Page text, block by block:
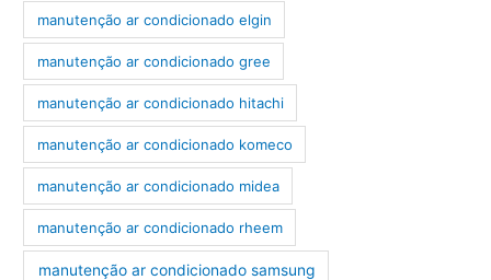
manutenção ar condicionado elgin
manutenção ar condicionado gree
manutenção ar condicionado hitachi
manutenção ar condicionado komeco
manutenção ar condicionado midea
manutenção ar condicionado rheem
manutenção ar condicionado samsung